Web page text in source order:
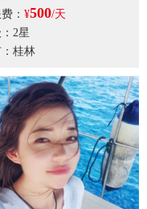
： ¥500/天
2星
桂林